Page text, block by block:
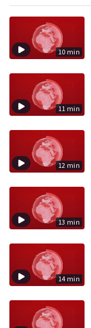
10 min
11 min
12 min
13 min
14 min